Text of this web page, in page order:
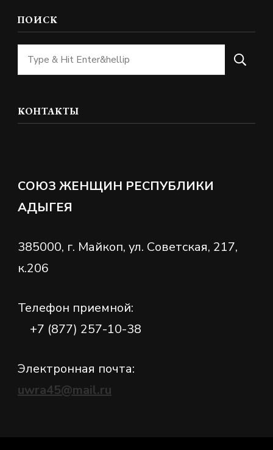
ПОИСК
Ищите
что-
КОНТАКТЫ
СОЮЗ ЖЕНЩИН РЕСПУБЛИКИ
АДЫГЕЯ
385000, г. Майкоп, ул. Советская, 217,
к.206
Телефон приемной:
+7 (877) 257-10-38
Электронная почта:
uwra45@mail.ru